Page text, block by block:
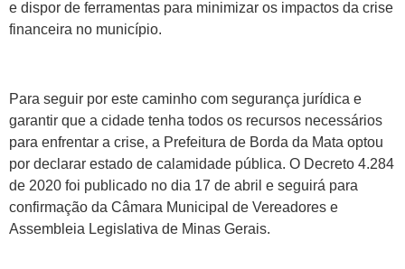
e dispor de ferramentas para minimizar os impactos da crise
financeira no município.
Para seguir por este caminho com segurança jurídica e
garantir que a cidade tenha todos os recursos necessários
para enfrentar a crise, a Prefeitura de Borda da Mata optou
por declarar estado de calamidade pública. O Decreto 4.284
de 2020 foi publicado no dia 17 de abril e seguirá para
confirmação da Câmara Municipal de Vereadores e
Assembleia Legislativa de Minas Gerais.